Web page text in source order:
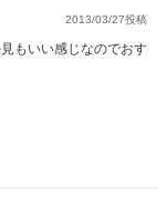
2013/03/27投稿
もいい感じなのでおす